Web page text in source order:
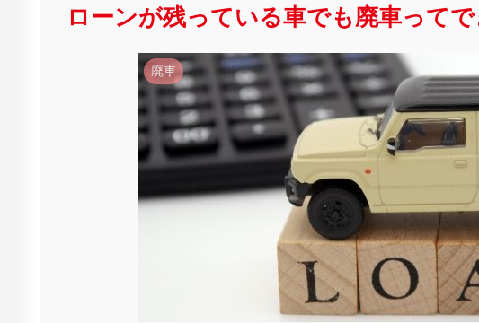
ローンが残っている車でも廃車って
廃車